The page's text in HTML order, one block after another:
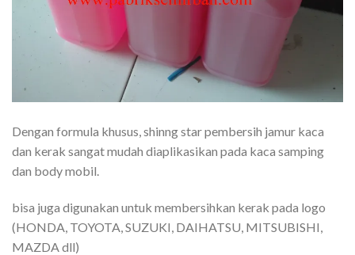
Dengan formula khusus, shinng star pembersih jamur kaca
dan kerak sangat mudah diaplikasikan pada kaca samping
dan body mobil.
bisa juga digunakan untuk membersihkan kerak pada logo
(HONDA, TOYOTA, SUZUKI, DAIHATSU, MITSUBISHI,
MAZDA dll)